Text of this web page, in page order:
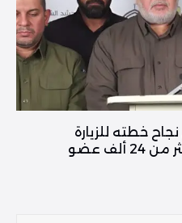
خطته للزيارة
عضو